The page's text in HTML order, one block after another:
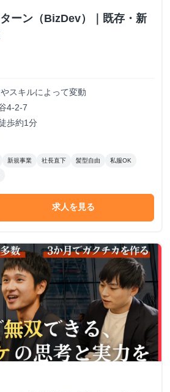
ーン（BizDev）｜既存・新
スキルによって変動
4-2-7
歩約1分
新規事業 社長直下 髪型自由 私服OK
求人を見る